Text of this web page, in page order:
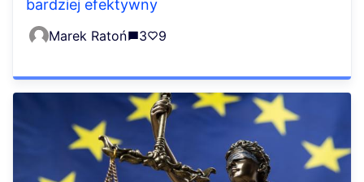
bardziej efektywny
Marek Ratoń 3 9